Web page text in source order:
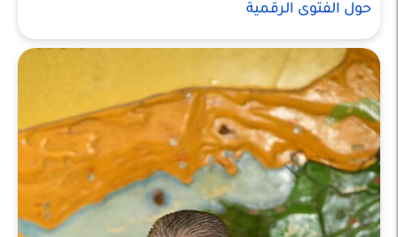
حول الفتوى الرقمية